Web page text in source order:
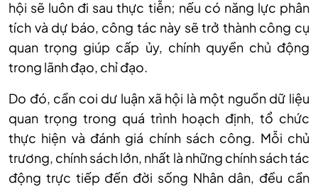
hội sẽ luôn đi sau thực tiễn; nếu có năng lực phân
tích và dự báo, công tác này sẽ trở thành công cụ
quan trọng giúp cấp ủy, chính quyền chủ động
trong lãnh đạo, chỉ đạo.
Do đó, cần coi dư luận xã hội là một nguồn dữ liệu
quan trọng trong quá trình hoạch định, tổ chức
thực hiện và đánh giá chính sách công. Mỗi chủ
trương, chính sách lớn, nhất là những chính sách tác
động trực tiếp đến đời sống Nhân dân, đều cần